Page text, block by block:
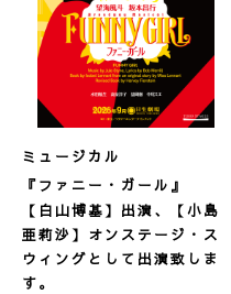
ミュージカル
『ファニー・ガール』
【白山博基】出演、【小島
亜莉沙】オンステージ・ス
ウィングとして出演致しま
す。